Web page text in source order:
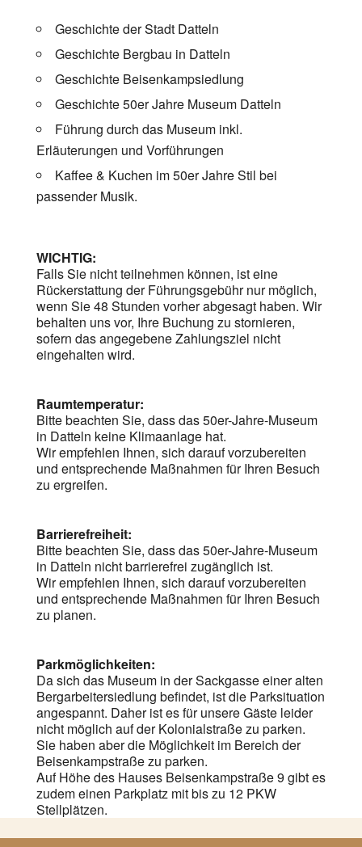
Geschichte der Stadt Datteln
Geschichte Bergbau in Datteln
Geschichte Beisenkampsiedlung
Geschichte 50er Jahre Museum Datteln
Führung durch das Museum inkl.
Erläuterungen und Vorführungen
Kaffee & Kuchen im 50er Jahre Stil bei
passender Musik.
WICHTIG:
Falls Sie nicht teilnehmen können, ist eine
Rückerstattung der Führungsgebühr nur möglich,
wenn Sie 48 Stunden vorher abgesagt haben. Wir
behalten uns vor, Ihre Buchung zu stornieren,
sofern das angegebene Zahlungsziel nicht
eingehalten wird.
Raumtemperatur:
Bitte beachten Sie, dass das 50er-Jahre-Museum
in Datteln keine Klimaanlage hat.
Wir empfehlen Ihnen, sich darauf vorzubereiten
und entsprechende Maßnahmen für Ihren Besuch
zu ergreifen.
Barrierefreiheit:
Bitte beachten Sie, dass das 50er-Jahre-Museum
in Datteln nicht barrierefrei zugänglich ist.
Wir empfehlen Ihnen, sich darauf vorzubereiten
und entsprechende Maßnahmen für Ihren Besuch
zu planen.
Parkmöglichkeiten:
Da sich das Museum in der Sackgasse einer alten
Bergarbeitersiedlung befindet, ist die Parksituation
angespannt. Daher ist es für unsere Gäste leider
nicht möglich auf der Kolonialstraße zu parken.
Sie haben aber die Möglichkeit im Bereich der
Beisenkampstraße zu parken.
Auf Höhe des Hauses Beisenkampstraße 9 gibt es
zudem einen Parkplatz mit bis zu 12 PKW
Stellplätzen.